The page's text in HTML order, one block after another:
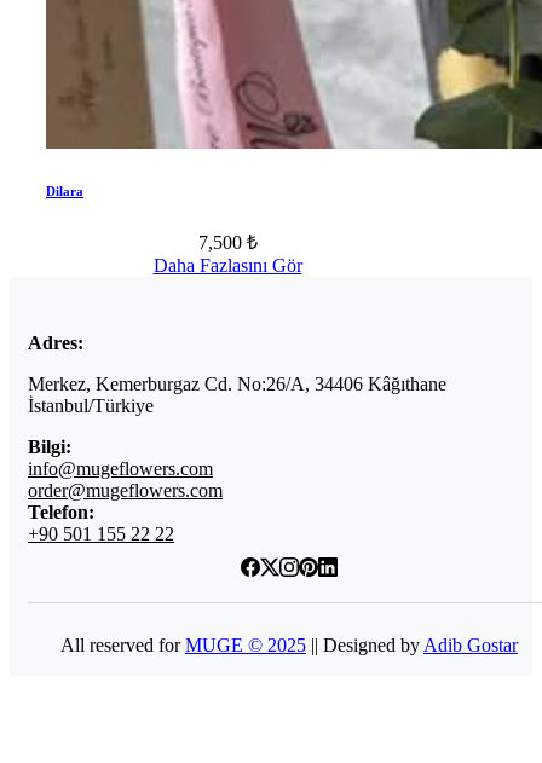
Dilara
7,500 ₺
Daha Fazlasını Gör
Adres:
Merkez, Kemerburgaz Cd. No:26/A, 34406 Kâğıthane
İstanbul/Türkiye
Bilgi:
info@mugeflowers.com
order@mugeflowers.com
Telefon:
+90 501 155 22 22
All reserved forMUGE © 2025 || Designed by Adib Gostar